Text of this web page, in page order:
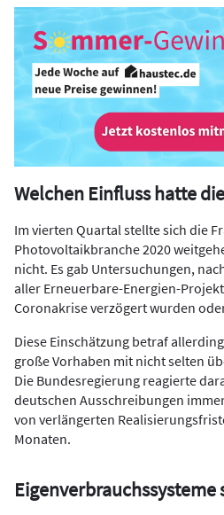
Welchen Einfluss hatte
Im vierten Quartal stellte sich die
Photovoltaikbranche 2020
nicht. Es gab Untersuchungen,
aller Erneuerbare-Energien-
Coronakrise verzögert wurden
Diese Einschätzung betraf
große Vorhaben mit nicht selten
Die Bundesregierung reagierte
deutschen Ausschreibungen
von verlängerten
Monaten.